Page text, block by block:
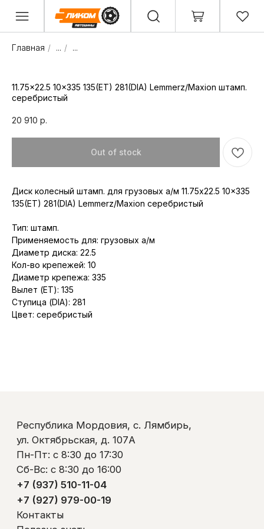
Главная / ... / ...
11.75x22.5 10x335 135(ET) 281(DIA) Lemmerz/Maxion штамп.
серебристый
20 910 р.
Out of stock
Диск колесный штамп. для грузовых а/м 11.75x22.5 10x335
135(ET) 281(DIA) Lemmerz/Maxion серебристый
Тип: штамп.
Применяемость для: грузовых а/м
Диаметр диска: 22.5
Кол-во крепежей: 10
Диаметр крепежа: 335
Вылет (ET): 135
Ступица (DIA): 281
Цвет: серебристый
Политика обработки персональных данных
Республика Мордовия, с. Лямбирь,
ул. Октябрьская, д. 107А
© ООО «Ликом-РМ»